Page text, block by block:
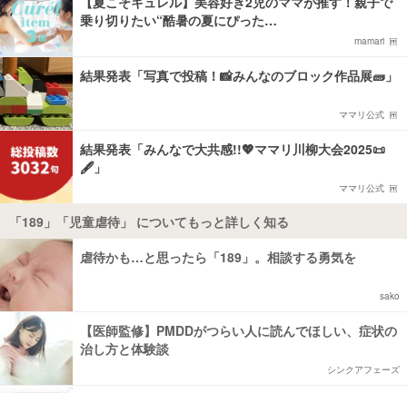
乗り切りたい“酷暑の夏にぴった…
mamari
結果発表「写真で投稿！📸みんなのブロック作品展🧱」
ママリ公式
結果発表「みんなで大共感!!💖ママリ川柳大会2025📜
🖋️」
ママリ公式
「189」「児童虐待」 についてもっと詳しく知る
虐待かも…と思ったら「189」。相談する勇気を
sako
【医師監修】PMDDがつらい人に読んでほしい、症状の
治し方と体験談
シンクアフェーズ